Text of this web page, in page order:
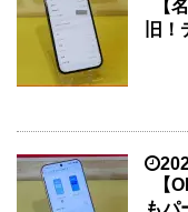
【
旧
【
もパ